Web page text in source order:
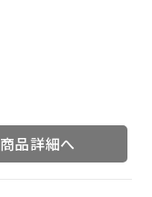
商品詳細へ